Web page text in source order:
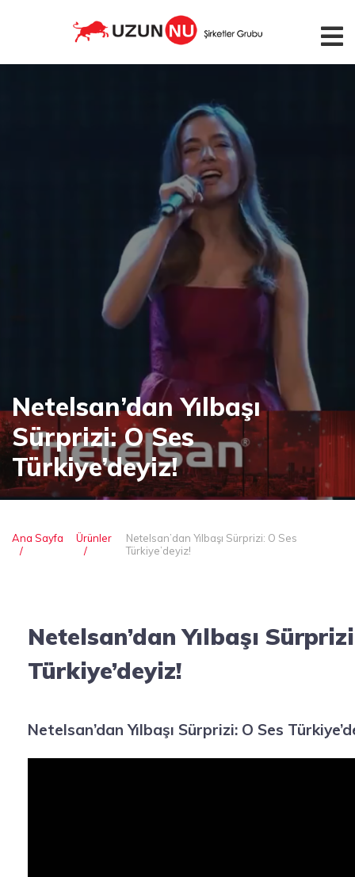
Netelsan’dan Yılbaşı
Sürprizi: O Ses
Türkiye’deyiz!
Ana Sayfa Ürünler
Netelsan’dan Yılbaşı Sürprizi: O Ses
Türkiye’deyiz!
Netelsan’dan Yılbaşı
Türkiye’deyiz!
Netelsan’dan Yılbaşı Sürprizi: O Ses